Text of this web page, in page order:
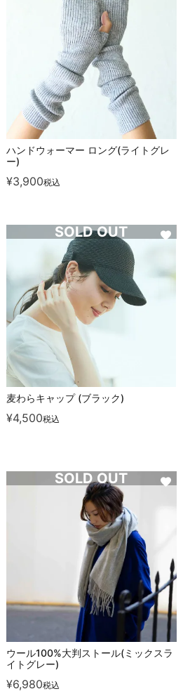
ハンドウォーマー ロング(ライトグレ
ー)
¥3,900税込
麦わらキャップ (ブラック)
¥4,500税込
SOLD OUT
ウール100%大判ストール(ミックスラ
イトグレー)
¥6,980税込
SOLD OUT